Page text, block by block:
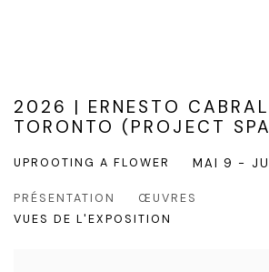
2026 | ERNESTO
TORONTO (PROJECT
UPROOTING A FLOWER MAI 9 -
PRÉSENTATION
ŒUVRES
VUES DE L'EXPOSITION